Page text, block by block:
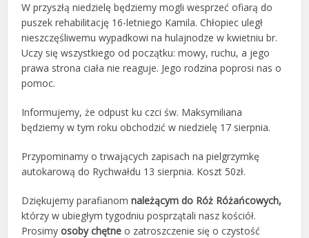
W przyszłą niedzielę będziemy mogli wesprzeć ofiarą do
puszek rehabilitację 16-letniego Kamila. Chłopiec uległ
nieszczęśliwemu wypadkowi na hulajnodze w kwietniu br.
Uczy się wszystkiego od początku: mowy, ruchu, a jego
prawa strona ciała nie reaguje. Jego rodzina poprosi nas o
pomoc.
Informujemy, że odpust ku czci św. Maksymiliana
będziemy w tym roku obchodzić w niedzielę 17 sierpnia.
Przypominamy o trwających zapisach na pielgrzymkę
autokarową do Rychwałdu 13 sierpnia. Koszt 50zł.
Dziękujemy parafianomnależącym do Róż Różańcowych,
którzy w ubiegłym tygodniu posprzątali nasz kościół.
Prosimyosoby chętne o zatroszczenie się o czystość